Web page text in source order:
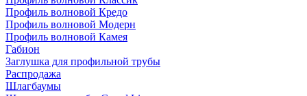
Профиль волновой Кредо
Профиль волновой Модерн
Профиль волновой Камея
Габион
Заглушка для профильной трубы
Распродажа
Шлагбаумы